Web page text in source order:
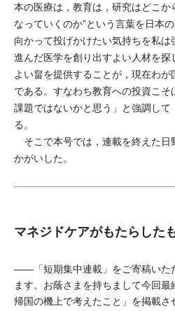
本の医療は，教育は，研究はどこか
なっていくのか”という言葉を日本
向かって投げかけたい気持ちを私は
進んだ医学を創り出すよい人材を
よい畠を提供することが，現在わが
である。すなわち教育への投資こ
課題ではないかと思う」と強調し
る。
そこで本号では，連載を終えた日
かがいした。
マネジドケアがもたらした
――「短期集中連載」をご寄稿いた
ます。お蔭さまを持ちまして今回
帰国の機上で考えたこと」を掲載